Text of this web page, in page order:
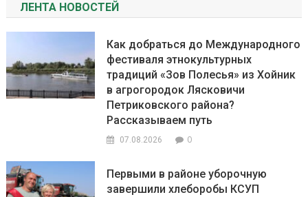
ЛЕНТА НОВОСТЕЙ
Как добраться до Международного
фестиваля этнокультурных
традиций «Зов Полесья» из Хойник
в агрогородок Лясковичи
Петриковского района?
Рассказываем путь
07.08.2026 0
Первыми в районе уборочную
завершили хлеборобы КСУП